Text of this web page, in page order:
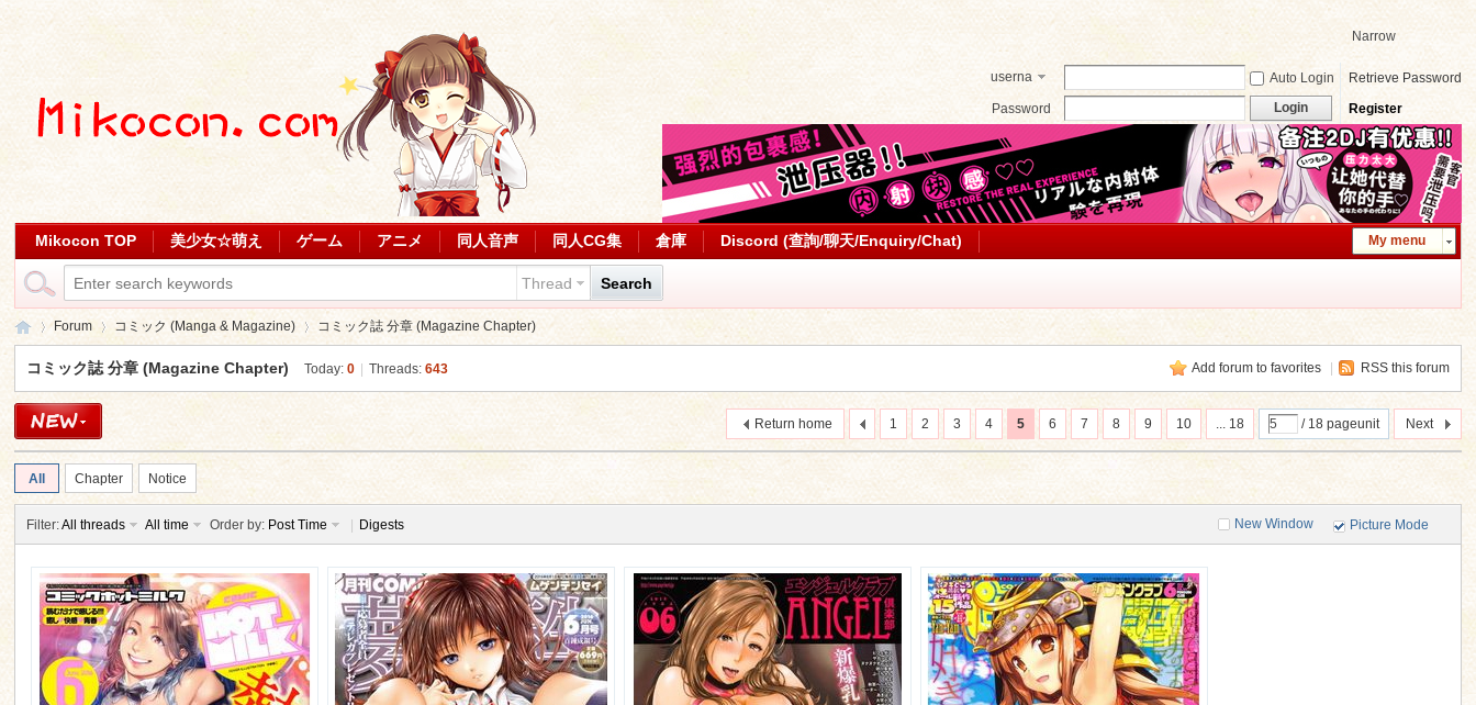
Narrow
userna
Auto Login
Retrieve Password
Password
Login Register
My menu
Mikocon TOP 美少女☆萌え ゲーム アニメ 同人音声 同人CG集 倉庫 Discord (查詢/聊天/Enquiry/Chat)
Thread Search
»
Forum コミック (Manga & Magazine)
›
コミック誌 分章 (Magazine Chapter)
Add forum to favorites RSS this forum
コミック誌 分章 (Magazine Chapter) Today:0 Threads:643
1 2 3 4 5 6 7 8 9 10 ... 18 / 18 pageunit Next
Return home
All Chapter Notice
New Window
Filter:All threads All time Order by: Post Time Digests Picture Mode